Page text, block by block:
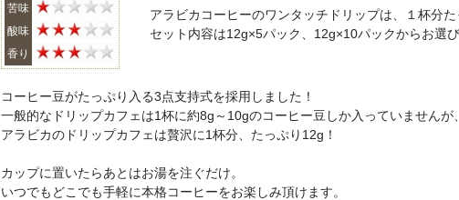
苦味
酸味
香り
アラビカコーヒーのワンタッチドリップは、１杯分た
セット内容は12g×5パック、12g×10パックからお選び
コーヒー豆がたっぷり入る3点支持式を採用しました！
一般的なドリップカフェは1杯に約8g～10gのコーヒー豆しか入っていませんが、
アラビカのドリップカフェは贅沢に1杯分、たっぷり12g！
カップに置いたらあとはお湯を注ぐだけ。
いつでもどこでも手軽に本格コーヒーをお楽しみ頂けます。